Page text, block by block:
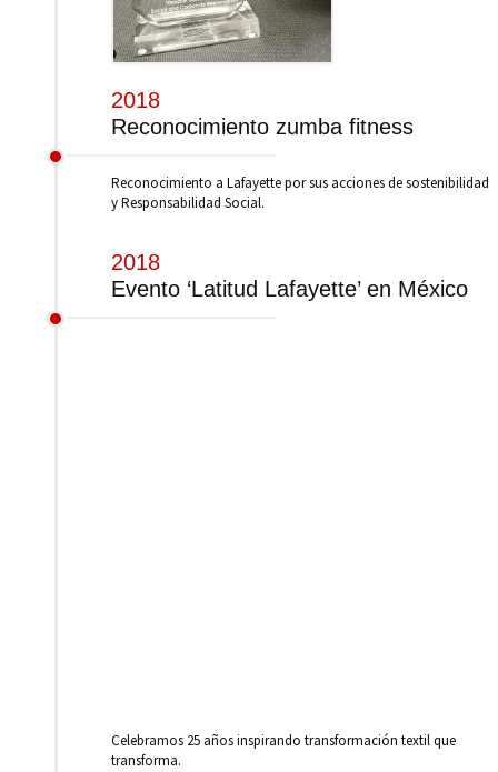
2018
Reconocimiento zumba fitness
Reconocimiento a Lafayette por sus acciones de sostenibilidad
y Responsabilidad Social.
2018
Evento ‘Latitud Lafayette’ en México
Celebramos 25 años inspirando transformación textil que
transforma.